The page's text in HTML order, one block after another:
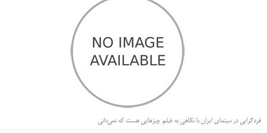
فردگرایی در سینمای ایران با نگاهی به فیلم چیزهایی هست که نمی‌دانی